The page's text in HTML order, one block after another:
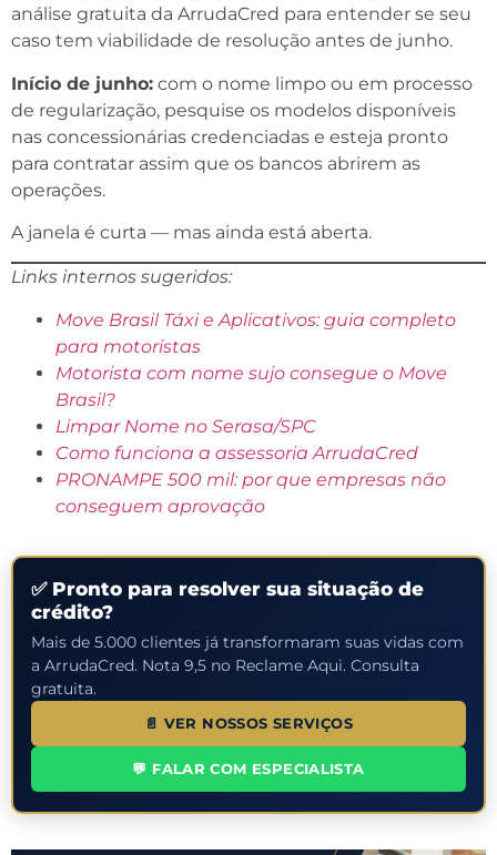
análise gratuita da ArrudaCred para entender se seu
caso tem viabilidade de resolução antes de junho.
Início de junho: com o nome limpo ou em processo
de regularização, pesquise os modelos disponíveis
nas concessionárias credenciadas e esteja pronto
para contratar assim que os bancos abrirem as
operações.
A janela é curta — mas ainda está aberta.
Links internos sugeridos:
Move Brasil Táxi e Aplicativos: guia completo
para motoristas
Motorista com nome sujo consegue o Move
Brasil?
Limpar Nome no Serasa/SPC
Como funciona a assessoria ArrudaCred
PRONAMPE 500 mil: por que empresas não
conseguem aprovação
✅ Pronto para resolver sua situação de
crédito?
Mais de 5.000 clientes já transformaram suas vidas com
a ArrudaCred. Nota 9,5 no Reclame Aqui. Consulta
gratuita.
📄 VER NOSSOS SERVIÇOS
💬 FALAR COM ESPECIALISTA